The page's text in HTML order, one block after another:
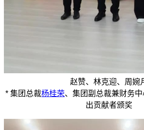
赵赞、林克迎、周婉
* 集团总裁杨桂荣、集团副总裁兼财务
出贡献者颁奖